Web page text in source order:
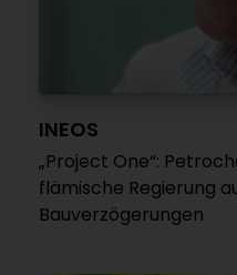
INEOS
„Project One“:
flämische Regierung
Bauverzögerungen